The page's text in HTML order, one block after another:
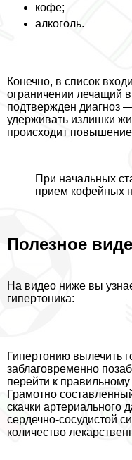
кофе;
алкоголь.
Конечно, в список
ограничении лечащий
подтвержден диагноз
удерживать излишки
происходит
При начальных
прием кофейных
Полезное
На видео ниже вы
гипертоника:
Гипертонию вылечить
заблаговременно
перейти к
Грамотно
скачки артериального
сердечно-сосудистой
количество